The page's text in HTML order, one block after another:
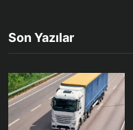
Son Yazılar